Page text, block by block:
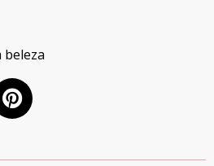
beleza